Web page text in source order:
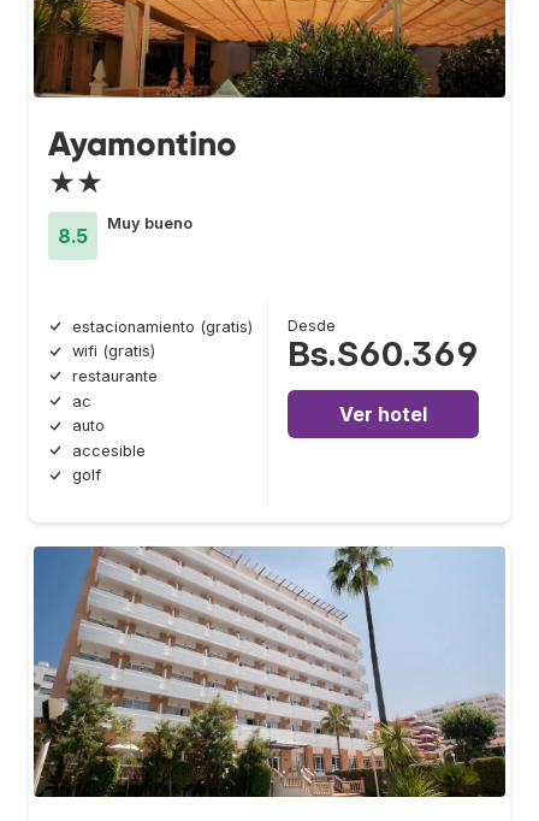
Ayamontino
★★
8.5
Muy bueno
estacionamiento (gratis)
wifi (gratis)
restaurante
ac
auto
accesible
golf
Desde
Bs.S60.369
Ver hotel